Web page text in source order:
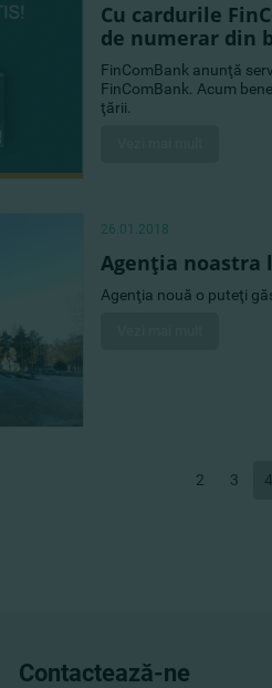
Cu cardurile
de numerar din
FinComBank anunţă
FinComBank. Acum
ţării.
26.01.2018
Agenţia noastra
Agenţia nouă o puteţi
2 3 4
Contactează-ne